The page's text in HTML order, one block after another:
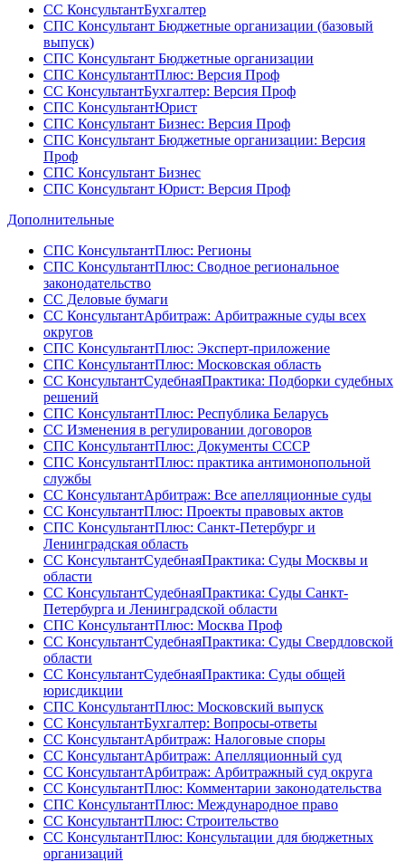
СС КонсультантБухгалтер
СПС Консультант Бюджетные организации (базовый
выпуск)
СПС Консультант Бюджетные организации
СПС КонсультантПлюс: Версия Проф
СС КонсультантБухгалтер: Версия Проф
СПС КонсультантЮрист
СПС Консультант Бизнес: Версия Проф
СПС Консультант Бюджетные организации: Версия
Проф
СПС Консультант Бизнес
СПС Консультант Юрист: Версия Проф
Дополнительные
СПС КонсультантПлюс: Регионы
СПС КонсультантПлюс: Сводное региональное
законодательство
СС Деловые бумаги
СС КонсультантАрбитраж: Арбитражные суды всех
округов
СПС КонсультантПлюс: Эксперт-приложение
СПС КонсультантПлюс: Московская область
СС КонсультантСудебнаяПрактика: Подборки судебных
решений
СПС КонсультантПлюс: Республика Беларусь
СС Изменения в регулировании договоров
СПС КонсультантПлюс: Документы СССР
СПС КонсультантПлюс: практика антимонопольной
службы
СС КонсультантАрбитраж: Все апелляционные суды
СС КонсультантПлюс: Проекты правовых актов
СПС КонсультантПлюс: Санкт-Петербург и
Ленинградская область
СС КонсультантСудебнаяПрактика: Суды Москвы и
области
СС КонсультантСудебнаяПрактика: Суды Санкт-
Петербурга и Ленинградской области
СПС КонсультантПлюс: Москва Проф
СС КонсультантСудебнаяПрактика: Суды Свердловской
области
СС КонсультантСудебнаяПрактика: Суды общей
юрисдикции
СПС КонсультантПлюс: Московский выпуск
СС КонсультантБухгалтер: Вопросы-ответы
СС КонсультантАрбитраж: Налоговые споры
СС КонсультантАрбитраж: Апелляционный суд
СС КонсультантАрбитраж: Арбитражный суд округа
СС КонсультантПлюс: Комментарии законодательства
СПС КонсультантПлюс: Международное право
СС КонсультантПлюс: Строительство
СС КонсультантПлюс: Консультации для бюджетных
организаций